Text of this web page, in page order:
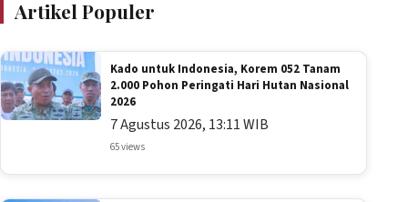
Artikel Populer
Kado untuk Indonesia, Korem 052 Tanam
2.000 Pohon Peringati Hari Hutan Nasional
2026
7 Agustus 2026, 13:11 WIB
65 views